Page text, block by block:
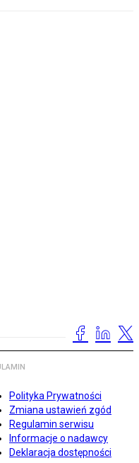
Polityka Prywatności
Zmiana ustawień zgód
Regulamin serwisu
Informacje o nadawcy
Deklaracja dostępności